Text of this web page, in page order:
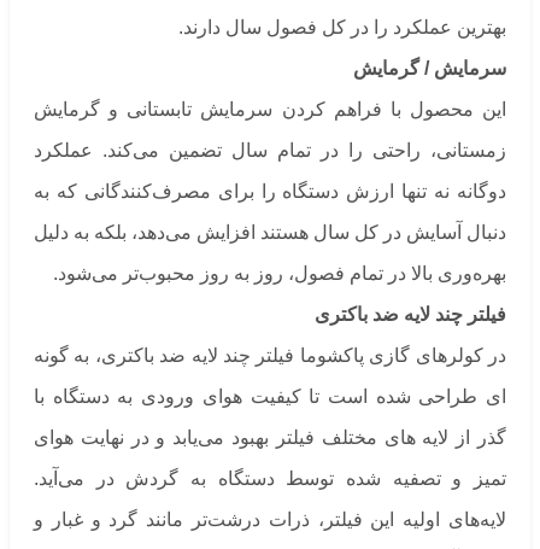
بهترین عملکرد را در کل فصول سال دارند.
سرمایش / گرمایش
این محصول با فراهم کردن سرمایش تابستانی و گرمایش
زمستانی، راحتی را در تمام سال تضمین می‌کند. عملکرد
دوگانه نه تنها ارزش دستگاه را برای مصرف‌کنندگانی که به
دنبال آسایش در کل سال هستند افزایش می‌دهد، بلکه به دلیل
بهره‌وری بالا در تمام فصول، روز به روز محبوب‌تر می‌شود.
فیلتر چند لایه ضد باکتری
در کولرهای گازی پاکشوما فیلتر چند لایه ضد باکتری، به گونه
ای طراحی شده است تا کیفیت هوای ورودی به دستگاه با
گذر از لایه های مختلف فیلتر بهبود می‌یابد و در نهایت هوای
تمیز و تصفیه شده توسط دستگاه به گردش در می‌آید.
لایه‌های اولیه این فیلتر، ذرات درشت‌تر مانند گرد و غبار و